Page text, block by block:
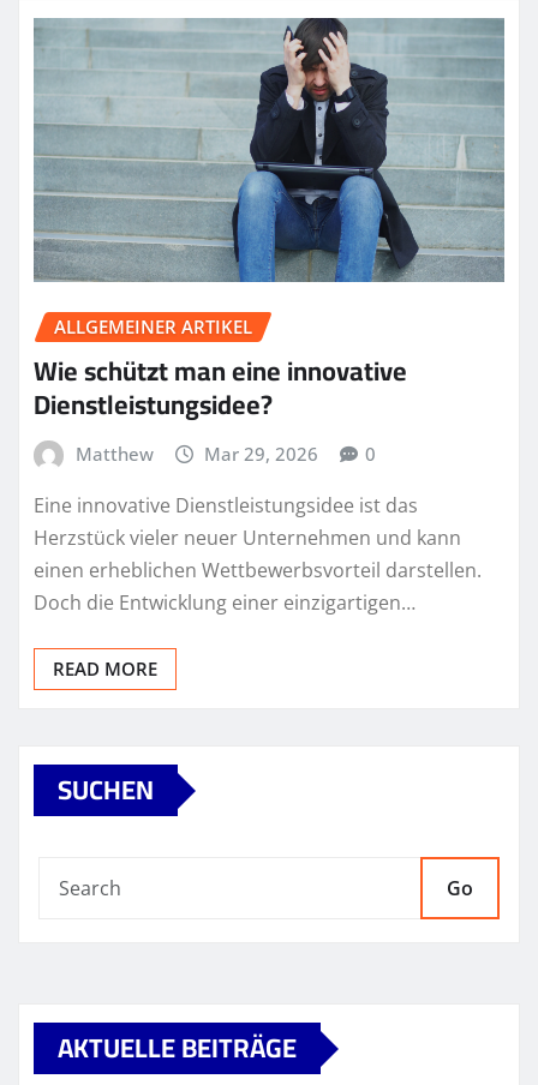
ALLGEMEINER ARTIKEL
Wie schützt man eine innovative
Dienstleistungsidee?
Matthew Mar 29, 2026 0
Eine innovative Dienstleistungsidee ist das
Herzstück vieler neuer Unternehmen und kann
einen erheblichen Wettbewerbsvorteil darstellen.
Doch die Entwicklung einer einzigartigen…
READ MORE
SUCHEN
Go
AKTUELLE BEITRÄGE